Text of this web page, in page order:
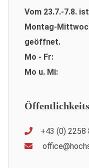
Vom 23.7.-7.8.
Montag-
geöffnet.
Mo - Fr:
Mo u. Mi:
+43 (0) 2258